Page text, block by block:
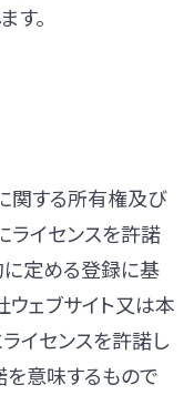
す。
関する所有権及び
イセンスを許諾
に定める登録に基
ウェブサイト又は本
イセンスを許諾し
意味するもので